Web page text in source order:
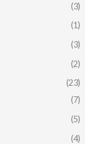
(3)
(1)
(3)
(2)
(23)
(7)
(5)
(4)